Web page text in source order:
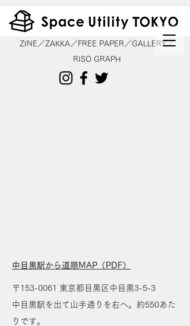
ZINE／ZAKKA／FREE PAPER／GALLERY／
RISO GRAPH
中目黒駅から道順MAP（PDF）
〒153-0061 東京都目黒区中目黒3-5-3
中目黒駅を出て山手通りを右へ。約550あた
りです。